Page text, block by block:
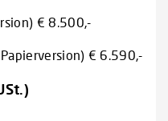
€ 8.500,-
€ 6.590,-